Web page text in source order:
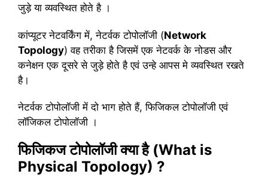
जुड़े या व्यवस्थित होते है ।
कांप्यूटर नेटवर्किंग में, नेटर्वक टोपोलॉजी (Network
Topology) वह तरीका है जिसमें एक नेटवर्क के नोडस और
कनेक्षन एक दूसरे से जुड़े होते है एवं उन्हे आपस मे व्यवस्थित रखते
है।
नेटर्वक टोपोलॉजी में दो भाग होते हैं, फिजिकल टोपोलॉजी एवं
लॉजिकल टोपोलॉजी ।
फिजिकज टोपोलॉजी क्या है (What is
Physical Topology) ?